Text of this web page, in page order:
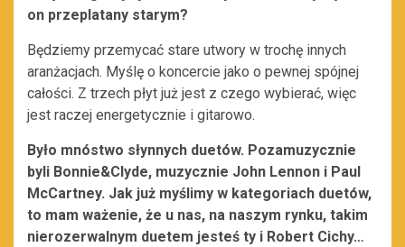
on przeplatany starym?
Będziemy przemycać stare utwory w trochę innych
aranżacjach. Myślę o koncercie jako o pewnej spójnej
całości. Z trzech płyt już jest z czego wybierać, więc
jest raczej energetycznie i gitarowo.
Było mnóstwo słynnych duetów. Pozamuzycznie
byli Bonnie&Clyde, muzycznie John Lennon i Paul
McCartney. Jak już myślimy w kategoriach duetów,
to mam ważenie, że u nas, na naszym rynku, takim
nierozerwalnym duetem jesteś ty i Robert Cichy…